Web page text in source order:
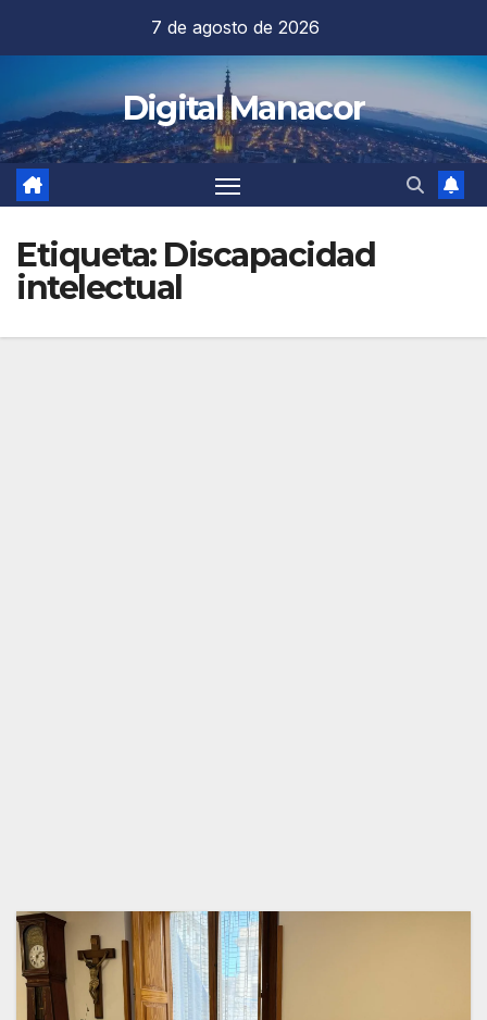
contenido
7 de agosto de 2026
Digital Manacor
Etiqueta: Discapacidad
intelectual